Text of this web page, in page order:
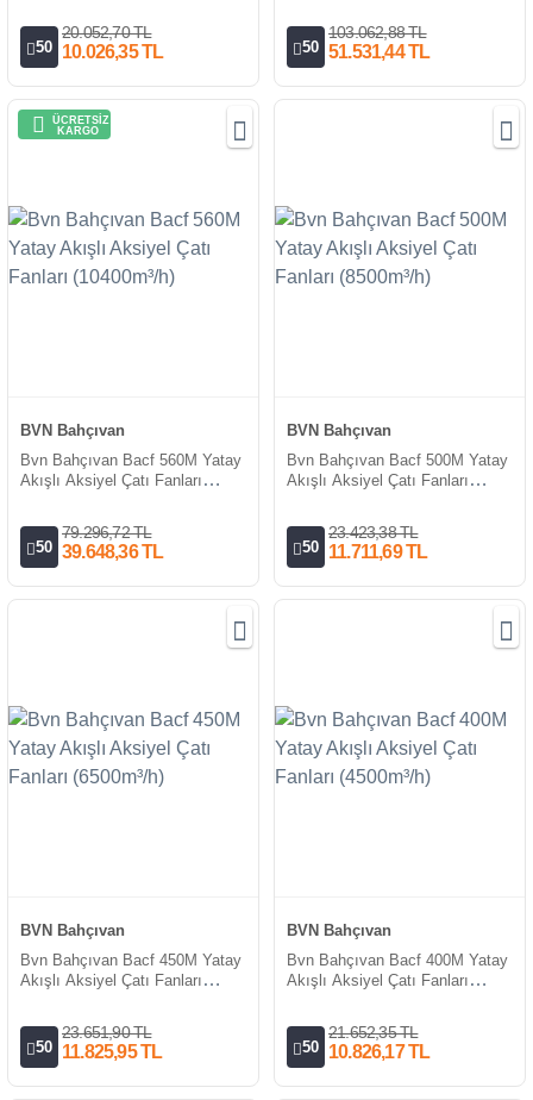
50
20.052,70 TL
10.026,35 TL 50
103.062,88 TL
51.531,44 TL
ÜCRETSİZ
KARGO
BVN Bahçıvan
Bvn Bahçıvan Bacf 560M Yatay
Akışlı Aksiyel Çatı Fanları
50
79.296,72 TL
39.648,36 TL
BVN Bahçıvan
Bvn Bahçıvan Bacf 500M Yatay
Akışlı Aksiyel Çatı Fanları
50
23.423,38 TL
11.711,69 TL
BVN Bahçıvan
Bvn Bahçıvan Bacf 450M Yatay
Akışlı Aksiyel Çatı Fanları
50
23.651,90 TL
11.825,95 TL
BVN Bahçıvan
Bvn Bahçıvan Bacf 400M Yatay
Akışlı Aksiyel Çatı Fanları
50
21.652,35 TL
10.826,17 TL